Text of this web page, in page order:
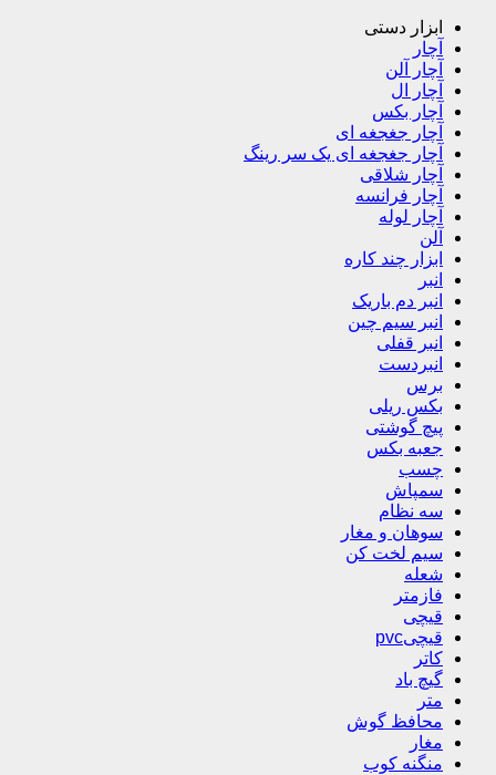
ابزار دستی
آچار
آچار آلن
آچار ال
آچار بکس
آچار جغجغه ای
آچار جغجغه ای یک سر رینگ
آچار شلاقی
آچار فرانسه
آچار لوله
آلن
ابزار چند کاره
انبر
انبر دم باریک
انبر سیم چین
انبر قفلی
انبردست
برس
بکس ریلی
پیچ گوشتی
جعبه بکس
چسب
سمپاش
سه نظام
سوهان و مغار
سیم لخت کن
شعله
فازمتر
قیچی
قیچیpvc
کاتر
گیچ باد
متر
محافظ گوش
مغار
منگنه کوب